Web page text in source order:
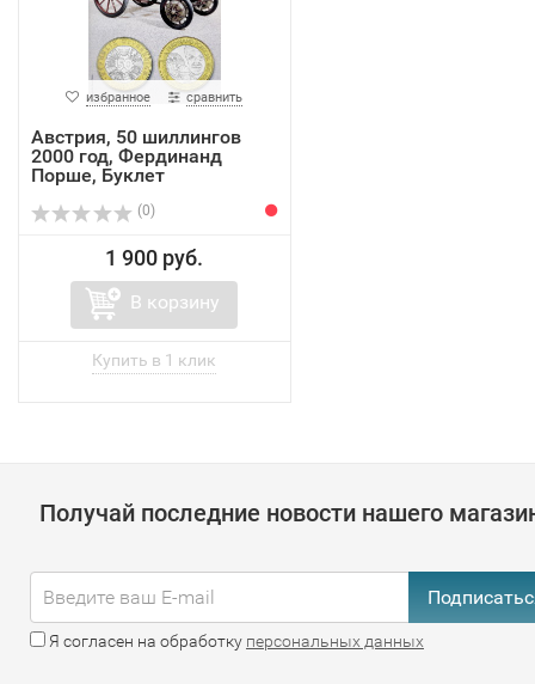
избранное сравнить
Австрия, 50 шиллингов
2000 год, Фердинанд
Порше, Буклет
(0)
1 900 руб.
В корзину
Получай последние новости нашего
Я согласен на обработку персональных данных